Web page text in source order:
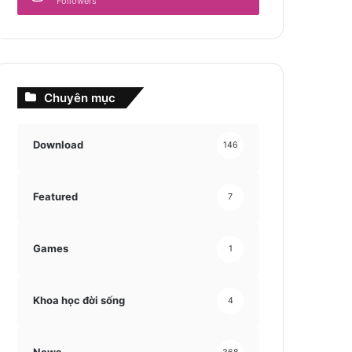
Chuyên mục
Download 146
Featured 7
Games 1
Khoa học đời sống 4